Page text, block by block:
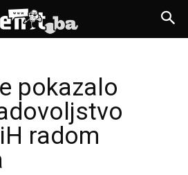
pokazalo
radom